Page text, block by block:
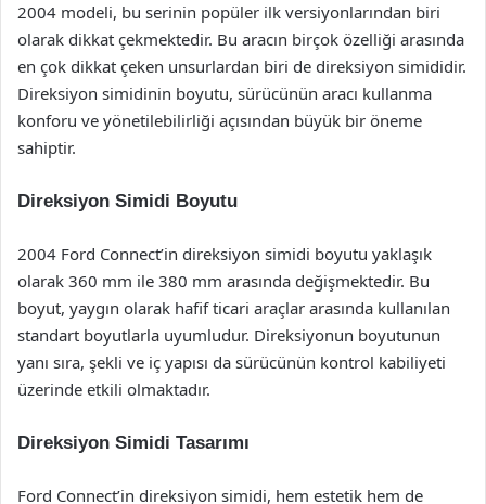
2004 modeli, bu serinin popüler ilk versiyonlarından biri
olarak dikkat çekmektedir. Bu aracın birçok özelliği arasında
en çok dikkat çeken unsurlardan biri de direksiyon simididir.
Direksiyon simidinin boyutu, sürücünün aracı kullanma
konforu ve yönetilebilirliği açısından büyük bir öneme
sahiptir.
Direksiyon Simidi Boyutu
2004 Ford Connect’in direksiyon simidi boyutu yaklaşık
olarak 360 mm ile 380 mm arasında değişmektedir. Bu
boyut, yaygın olarak hafif ticari araçlar arasında kullanılan
standart boyutlarla uyumludur. Direksiyonun boyutunun
yanı sıra, şekli ve iç yapısı da sürücünün kontrol kabiliyeti
üzerinde etkili olmaktadır.
Direksiyon Simidi Tasarımı
Ford Connect’in direksiyon simidi, hem estetik hem de